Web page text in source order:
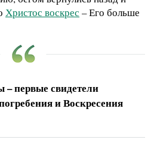
Христос воскрес – Его больше
первые свидетели
и Воскресения